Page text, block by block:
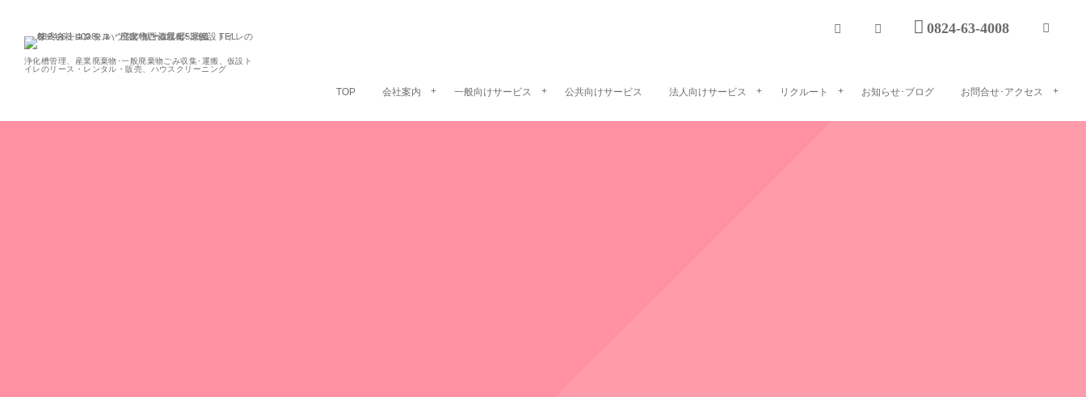
浄化槽管理、産業廃棄物･一般廃棄物ごみ収集･運搬、仮設ト
イレのリース・レンタル・販売、ハウスクリーニング
0824-63-4008
TOP 会社案内 一般向けサービス 公共向けサービス 法人向けサービス リクルート お知らせ･ブログ お問合せ･アクセス